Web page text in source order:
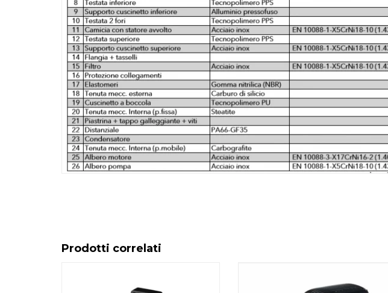
Prodotti correlati